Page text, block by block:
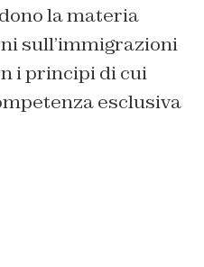
la materia
sull’immigrazioni
i principi di cui
esclusiva